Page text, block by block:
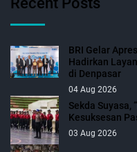
BRI Gelar
Hadirkan
di Denpasar
04 Aug 2026
Sekda Suyasa,
Kesuksesan
03 Aug 2026